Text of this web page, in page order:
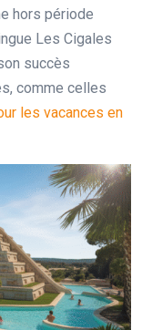
hors période
Les Cigales
succès
comme celles
les vacances en